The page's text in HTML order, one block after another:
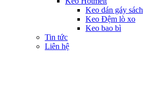
Keo dán gáy sách
Keo Đệm lò xo
Keo bao bì
Tin tức
Liên hệ